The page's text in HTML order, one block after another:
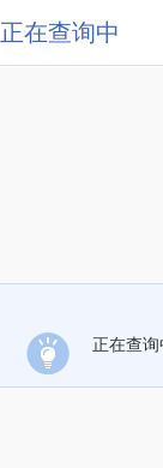
正在查询中
正在查